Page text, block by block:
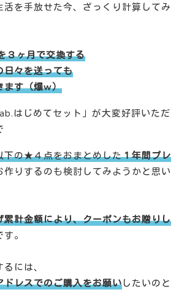
活を手放せた今、ざっくり計算してみ
３ヶ月で交換する
日々を送っても
ます（爆w）
はじめてセット」が大変好評いただ
下の★４点をおまとめした１年間プレ
作りするのも検討してみようかと思い
累計金額により、クーポンもお贈りし
す。
には、
ドレスでのご購入をお願いしたいのと